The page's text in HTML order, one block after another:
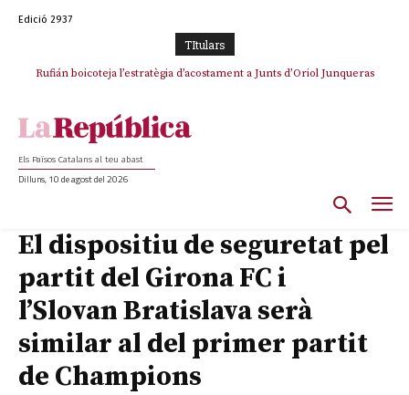
Edició 2937
TItulars
Rufián boicoteja l’estratègia d’acostament a Junts d’Oriol Junqueras
Els Països Catalans al teu abast
Dilluns, 10 de agost del 2026
El dispositiu de seguretat pel
partit del Girona FC i
l’Slovan Bratislava serà
similar al del primer partit
de Champions